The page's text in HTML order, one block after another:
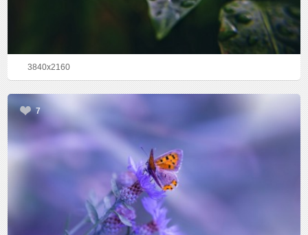
3840x2160
7